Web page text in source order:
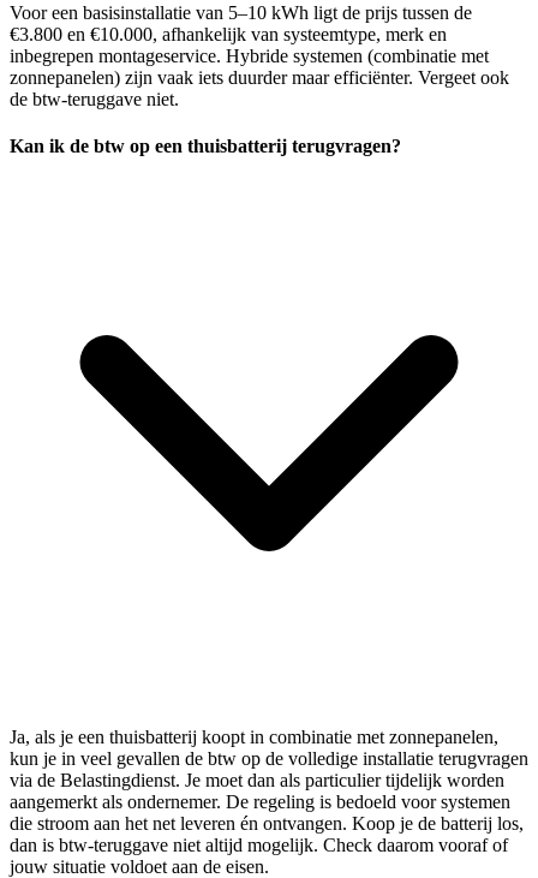
Voor een basisinstallatie van 5–10 kWh ligt de prijs tussen de
€3.800 en €10.000, afhankelijk van systeemtype, merk en
inbegrepen montageservice. Hybride systemen (combinatie met
zonnepanelen) zijn vaak iets duurder maar efficiënter. Vergeet ook
de btw-teruggave niet.
Kan ik de btw op een thuisbatterij terugvragen?
Ja, als je een thuisbatterij koopt in combinatie met zonnepanelen,
kun je in veel gevallen de btw op de volledige installatie terugvragen
via de Belastingdienst. Je moet dan als particulier tijdelijk worden
aangemerkt als ondernemer. De regeling is bedoeld voor systemen
die stroom aan het net leveren én ontvangen. Koop je de batterij los,
dan is btw-teruggave niet altijd mogelijk. Check daarom vooraf of
jouw situatie voldoet aan de eisen.